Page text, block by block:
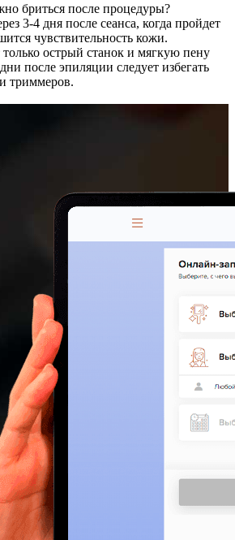
бриться после процедуры?
3-4 дня после сеанса, когда пройдет
чувствительность кожи.
только острый станок и мягкую пену
после эпиляции следует избегать
триммеров.